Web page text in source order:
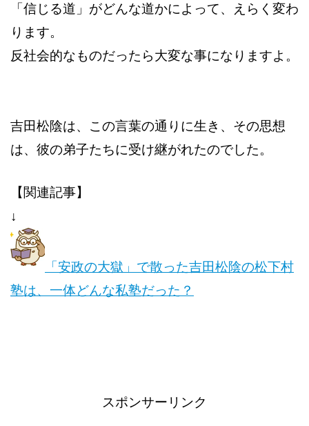
「信じる道」がどんな道かによって、えらく変わ
ります。
反社会的なものだったら大変な事になりますよ。
吉田松陰は、この言葉の通りに生き、その思想
は、彼の弟子たちに受け継がれたのでした。
【関連記事】
↓
「安政の大獄」で散った吉田松陰の松下村
塾は、一体どんな私塾だった？
スポンサーリンク